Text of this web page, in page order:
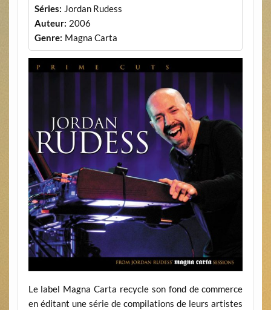
Séries: Jordan Rudess
Auteur: 2006
Genre: Magna Carta
Le label Magna Carta recycle son fond de commerce
en éditant une série de compilations de leurs artistes